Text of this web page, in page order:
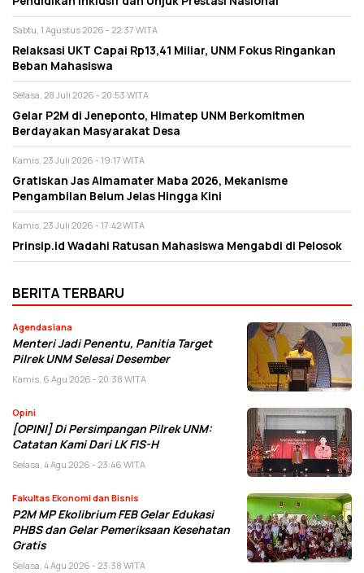
Sabtu, 1 Agustus 2026 - 22:37 WITA
Relaksasi UKT Capai Rp13,41 Miliar, UNM Fokus Ringankan
Beban Mahasiswa
Selasa, 28 Juli 2026 - 20:53 WITA
Gelar P2M di Jeneponto, Himatep UNM Berkomitmen
Berdayakan Masyarakat Desa
Kamis, 23 Juli 2026 - 19:17 WITA
Gratiskan Jas Almamater Maba 2026, Mekanisme
Pengambilan Belum Jelas Hingga Kini
Kamis, 23 Juli 2026 - 17:42 WITA
Prinsip.id Wadahi Ratusan Mahasiswa Mengabdi di Pelosok
BERITA TERBARU
Agendasiana
Menteri Jadi Penentu, Panitia Target
Pilrek UNM Selesai Desember
Kamis, 6 Agu 2026 - 20:38 WITA
Opini
[OPINI] Di Persimpangan Pilrek UNM:
Catatan Kami Dari LK FIS-H
Selasa, 4 Agu 2026 - 23:46 WITA
Fakultas Ekonomi dan Bisnis
P2M MP Ekolibrium FEB Gelar Edukasi
PHBS dan Gelar Pemeriksaan Kesehatan
Gratis
Selasa, 4 Agu 2026 - 23:38 WITA